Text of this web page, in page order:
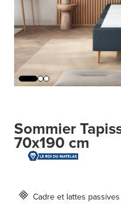
Sommier
70x190 cm
Cadre et lattes